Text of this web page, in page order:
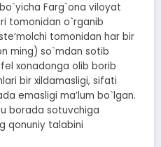
Farg`ona viloyat
tomonidan o`rganib
tomonidan har bir
ming) so`mdan sotib
xonadonga olib borib
bir xildamasligi, sifati
emasligi maʼlum bo`lgan.
borada sotuvchiga
qonuniy talabini